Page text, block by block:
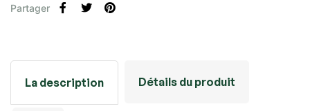
Partager
La description Détails du produit